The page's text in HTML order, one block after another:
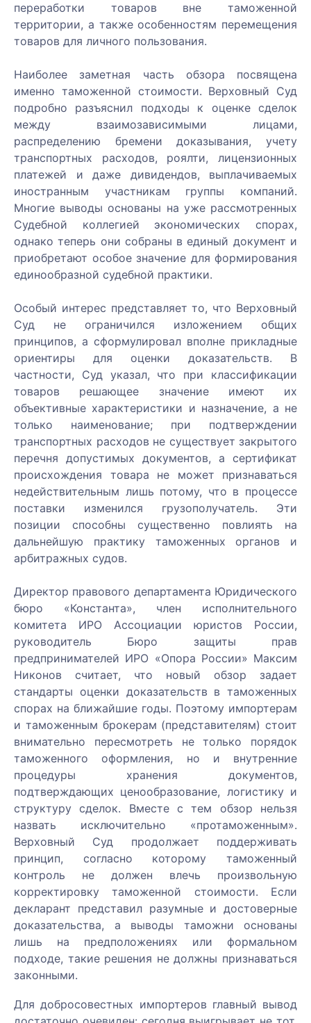
Закрыть
переработки товаров вне таможенной
территории, а также особенностям перемещения
товаров для личного пользования.
Наиболее заметная часть обзора посвящена
именно таможенной стоимости. Верховный Суд
подробно разъяснил подходы к оценке сделок
между взаимозависимыми лицами,
распределению бремени доказывания, учету
транспортных расходов, роялти, лицензионных
платежей и даже дивидендов, выплачиваемых
иностранным участникам группы компаний.
Многие выводы основаны на уже рассмотренных
Судебной коллегией экономических спорах,
однако теперь они собраны в единый документ и
приобретают особое значение для формирования
единообразной судебной практики.
Особый интерес представляет то, что Верховный
Суд не ограничился изложением общих
принципов, а сформулировал вполне прикладные
ориентиры для оценки доказательств. В
частности, Суд указал, что при классификации
товаров решающее значение имеют их
объективные характеристики и назначение, а не
только наименование; при подтверждении
транспортных расходов не существует закрытого
перечня допустимых документов, а сертификат
происхождения товара не может признаваться
недействительным лишь потому, что в процессе
поставки изменился грузополучатель. Эти
позиции способны существенно повлиять на
дальнейшую практику таможенных органов и
арбитражных судов.
Директор правового департамента Юридического
бюро «Константа», член исполнительного
комитета ИРО Ассоциации юристов России,
руководитель Бюро защиты прав
предпринимателей ИРО «Опора России» Максим
Никонов считает, что новый обзор задает
стандарты оценки доказательств в таможенных
спорах на ближайшие годы. Поэтому импортерам
и таможенным брокерам (представителям) стоит
внимательно пересмотреть не только порядок
таможенного оформления, но и внутренние
процедуры хранения документов,
подтверждающих ценообразование, логистику и
структуру сделок. Вместе с тем обзор нельзя
назвать исключительно «протаможенным».
Верховный Суд продолжает поддерживать
принцип, согласно которому таможенный
контроль не должен влечь произвольную
корректировку таможенной стоимости. Если
декларант представил разумные и достоверные
доказательства, а выводы таможни основаны
лишь на предположениях или формальном
подходе, такие решения не должны признаваться
законными.
Для добросовестных импортеров главный вывод
Как к Вам
обращаться:
Ваш
Получить
на e-mail:
Я ознакомился(ась)
с
«Пользовательским
соглашением»,
«Политикой
конфиденциальности
и обработки
персональных
данных»и
согласен(на) на
Написать
нам
Как к Вам
обращаться:
Ваш
Ваш
вопрос:
Можем
Записаться
на
консультацию
Ваши
Ваш
телефон:
Ваш
mail:
Подробности
Заказать
услугу
Ваши
Ваш
телефон:
Ваш
mail:
с
«Пользовательским
Позвоните
мне
Как к Вам
обращаться:
Ваш
телефон:
Ваш
вопрос:
Я ознакомился(ась)
с
Записаться
на
встречу
Консультант:
Как к Вам
обращаться:
телефон:
Ваш
вопрос: